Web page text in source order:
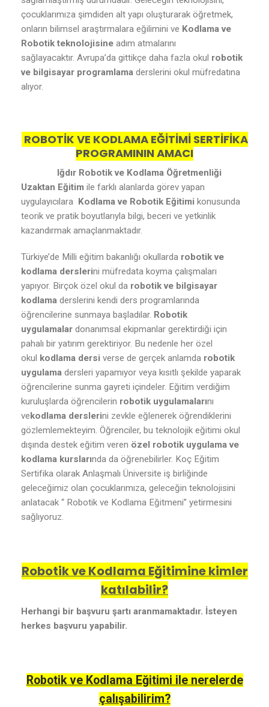
çocuklarımıza şimdiden alt yapı oluşturarak öğretmek,
onların bilimsel araştırmalara eğilimini ve Kodlama ve
Robotik teknolojisine adım atmalarını
sağlayacaktır. Avrupa’da gittikçe daha fazla okul robotik
ve bilgisayar programlama derslerini okul müfredatına
alıyor.
ROBOTİK VE KODLAMA EĞİTİMİ SERTİFİKA
PROGRAMININ AMACI
Iğdır Robotik ve Kodlama Öğretmenliği
Uzaktan Eğitim ile farklı alanlarda görev yapan
uygulayıcılara Kodlama ve Robotik Eğitimi konusunda
teorik ve pratik boyutlarıyla bilgi, beceri ve yetkinlik
kazandırmak amaçlanmaktadır.
Türkiye’de Milli eğitim bakanlığı okullarda robotik ve
kodlama derslerini müfredata koyma çalışmaları
yapıyor. Birçok özel okul da robotik ve bilgisayar
kodlama derslerini kendi ders programlarında
öğrencilerine sunmaya başladılar. Robotik
uygulamalar donanımsal ekipmanlar gerektirdiği için
pahalı bir yatırım gerektiriyor. Bu nedenle her özel
okul kodlama dersi verse de gerçek anlamda robotik
uygulama dersleri yapamıyor veya kısıtlı şekilde yaparak
öğrencilerine sunma gayreti içindeler. Eğitim verdiğim
kuruluşlarda öğrencilerin robotik uygulamalarını
vekodlama derslerini zevkle eğlenerek öğrendiklerini
gözlemlemekteyim. Öğrenciler, bu teknolojik eğitimi okul
dışında destek eğitim veren özel robotik uygulama ve
kodlama kurslarında da öğrenebilirler. Koç Eğitim
Sertifika olarak Anlaşmalı Üniversite iş birliğinde
geleceğimiz olan çocuklarımıza, geleceğin teknolojisini
anlatacak “ Robotik ve Kodlama Eğitmeni” yetirmesini
sağlıyoruz.
Robotik ve Kodlama Eğitimine kimler
katılabilir?
Herhangi bir başvuru şartı aranmamaktadır. İsteyen
herkes başvuru yapabilir.
Robotik ve Kodlama Eğitimi ile nerelerde
çalışabilirim?